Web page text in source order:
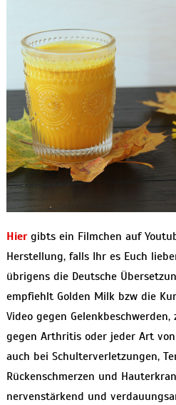
Hier gibts ein Filmchen auf
Herstellung, falls Ihr es Euch
übrigens die Deutsche
empfiehlt Golden Milk bzw die
Video gegen
gegen Arthritis oder jeder Art
auch bei Schulterverletzungen,
Rückenschmerzen und
nervenstärkend und